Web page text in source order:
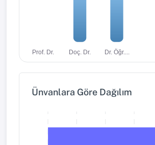
Prof. Dr. Doç. Dr. Dr. Öğr....
Ünvanlara Göre Dağılım